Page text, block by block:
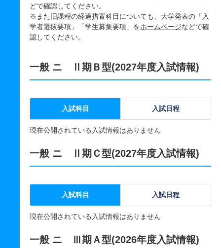
どで確認してください。
※また旧課程の経過措置科目についても、大学発表の「入
学者選抜要項」「学生募集要項」をホームページなどで確
認してください。
一般 ニ Ⅱ期Ｂ型(2027年度入試情報)
入試科目 入試日程
現在公開されている入試情報はありません
一般 ニ Ⅱ期Ｃ型(2027年度入試情報)
入試科目 入試日程
現在公開されている入試情報はありません
一般 ニ Ⅲ期Ａ型(2026年度入試情報)